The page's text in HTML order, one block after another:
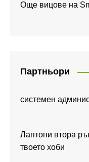
Още вицове на
Партньори
системен
Лаптопи втора
твоето хоби